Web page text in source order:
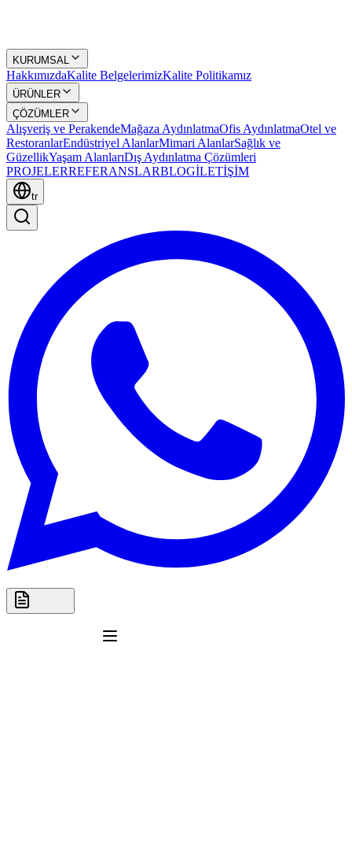
KURUMSAL
HakkımızdaKalite BelgelerimizKalite Politikamız
ÜRÜNLER
ÇÖZÜMLER
Alışveriş ve PerakendeMağaza AydınlatmaOfis AydınlatmaOtel ve
RestoranlarEndüstriyel AlanlarMimari AlanlarSağlık ve
GüzellikYaşam AlanlarıDış Aydınlatma Çözümleri
PROJELERREFERANSLARBLOGİLETİŞİM
tr